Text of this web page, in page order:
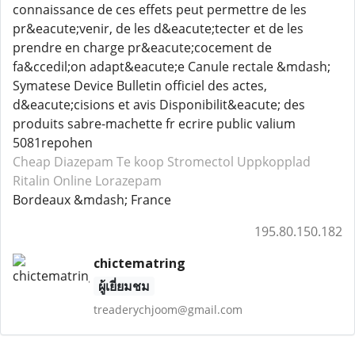
connaissance de ces effets peut permettre de les
pr&eacute;venir, de les d&eacute;tecter et de les
prendre en charge pr&eacute;cocement de
fa&ccedil;on adapt&eacute;e Canule rectale &mdash;
Symatese Device Bulletin officiel des actes,
d&eacute;cisions et avis Disponibilit&eacute; des
produits sabre-machette fr ecrire public valium
5081repohen
Cheap Diazepam Te koop Stromectol Uppkopplad
Ritalin Online Lorazepam
Bordeaux &mdash; France
195.80.150.182
chictematring
ผู้เยี่ยมชม
treaderychjoom@gmail.com